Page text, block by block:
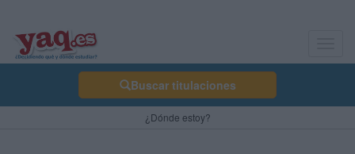
Buscar titulaciones
¿Dónde estoy?